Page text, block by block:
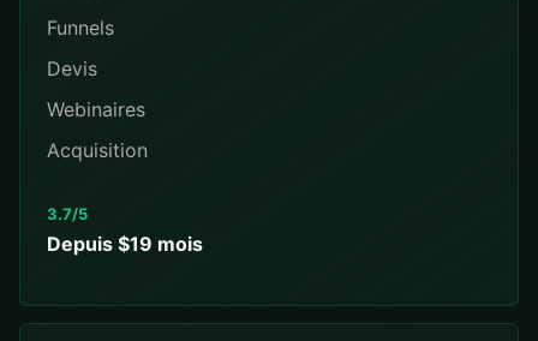
Funnels
Devis
Webinaires
Acquisition
3.7/5
Depuis $19 mois